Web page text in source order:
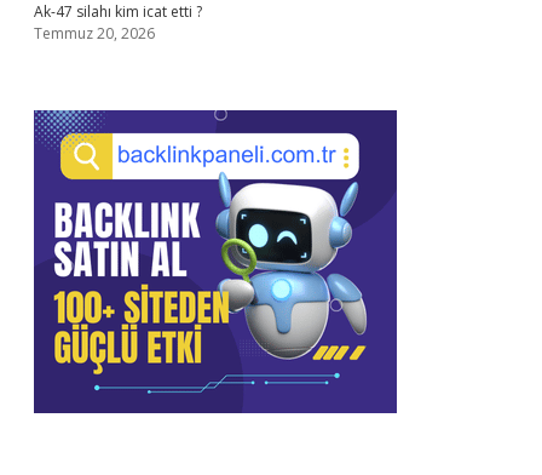
Ak-47 silahı kim icat etti ?
Temmuz 20, 2026